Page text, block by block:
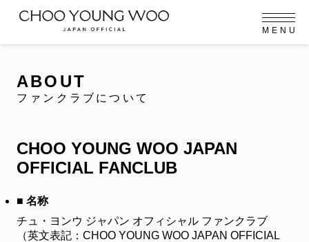
PROFILE
プロフィール
OFFICIAL MENU
FC NEWS
MEMBERSHIP CARD
VIDEO
arrow_rightJOIN USarrow_right LOGIN
M E N U
ABOUT
ファンクラブについて
CHOO YOUNG WOO JAPAN
OFFICIAL FANCLUB
■ 名称
チュ・ヨンウ ジャパン オフィシャル ファンクラブ
（英文表記：CHOO YOUNG WOO JAPAN OFFICIAL